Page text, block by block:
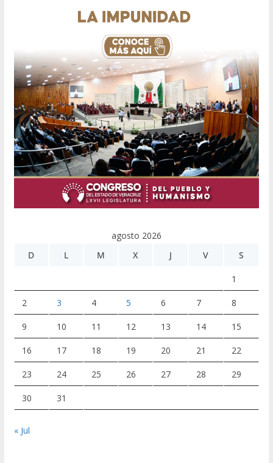
agosto 2026
D
L M X J V S
1
2 3 4 5 6 7 8
9 10 11 12 13 14 15
16 17 18 19 20 21 22
23 24 25 26 27 28 29
30 31
« Jul